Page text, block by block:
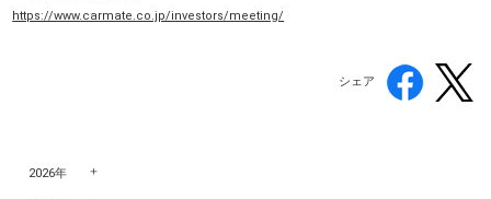
https://www.carmate.co.jp/investors/meeting/
シェア
2026年